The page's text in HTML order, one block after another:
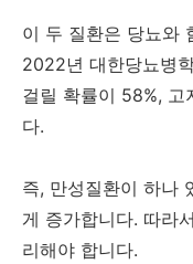
이 두 질환은 당뇨와
2022년 대한당뇨병
걸릴 확률이 58%, 고
다.
즉, 만성질환이 하나
게 증가합니다. 따라
리해야 합니다.